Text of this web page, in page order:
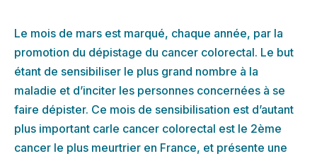
Le mois de mars est marqué, chaque année, par la
promotion du dépistage du cancer colorectal. Le but
étant de sensibiliser le plus grand nombre à la
maladie et d’inciter les personnes concernées à se
faire dépister. Ce mois de sensibilisation est d’autant
plus important carle cancer colorectal est le 2ème
cancer le plus meurtrier en France, et présente une